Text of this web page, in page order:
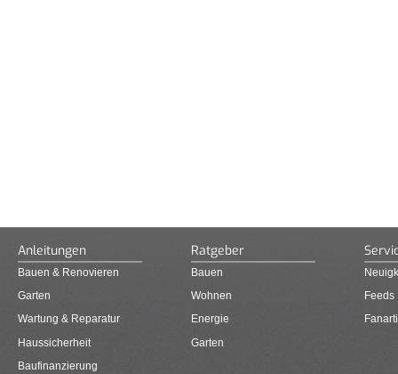
Anleitungen
Bauen & Renovieren
Garten
Wartung & Reparatur
Haussicherheit
Baufinanzierung
Ratgeber
Bauen
Wohnen
Energie
Garten
Feeds